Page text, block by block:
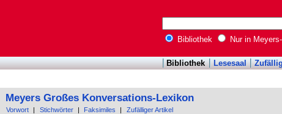
Bibliothek Nur in
Bibliothek Lesesaal
Meyers Großes Konversations-Lexikon
Vorwort Stichwörter Faksimiles Zufälliger Artikel